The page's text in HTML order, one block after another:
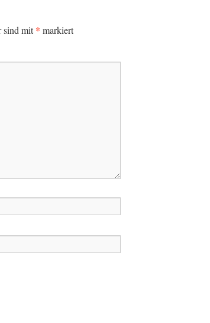
sind mit* markiert